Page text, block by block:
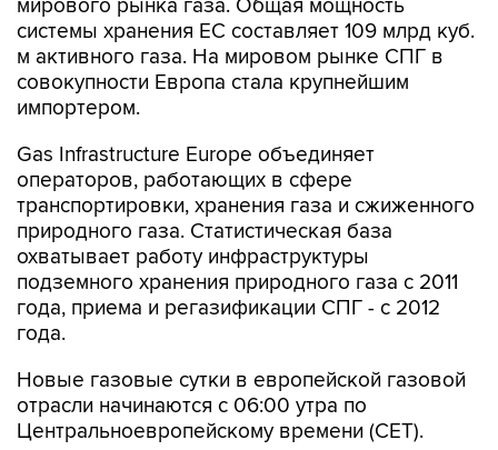
мирового рынка газа. Общая мощность
системы хранения ЕС составляет 109 млрд куб.
м активного газа. На мировом рынке СПГ в
совокупности Европа стала крупнейшим
импортером.
Gas Infrastructure Europe объединяет
операторов, работающих в сфере
транспортировки, хранения газа и сжиженного
природного газа. Статистическая база
охватывает работу инфраструктуры
подземного хранения природного газа с 2011
года, приема и регазификации СПГ - с 2012
года.
Новые газовые сутки в европейской газовой
отрасли начинаются c 06:00 утра по
Центральноевропейскому времени (CET).